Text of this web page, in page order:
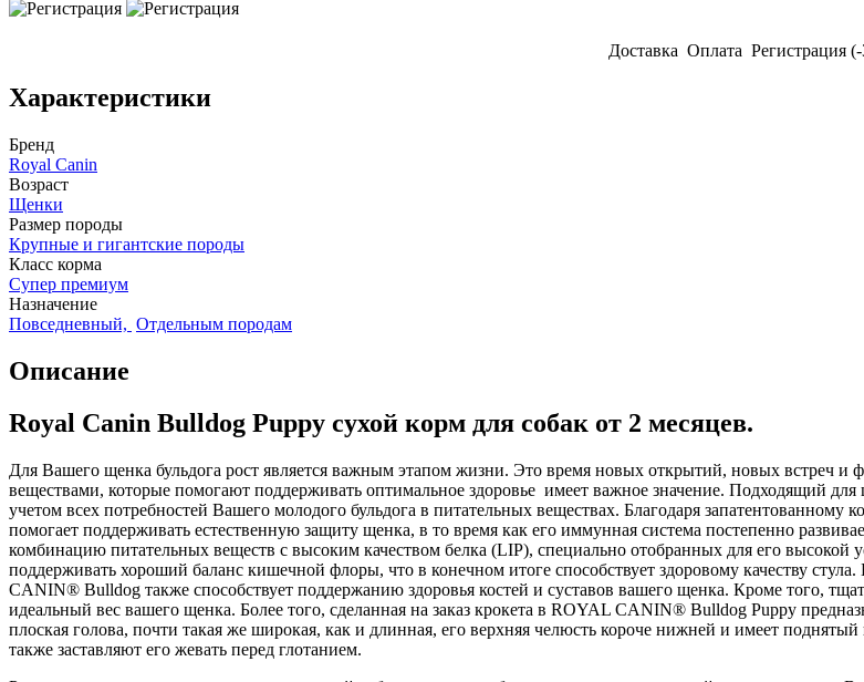
Доставка Оплата Регистрация
Характеристики
Бренд
Royal Canin
Возраст
Щенки
Размер породы
Крупные и гигантские породы
Класс корма
Супер премиум
Назначение
Повседневный, Отдельным породам
Описание
Royal Canin Bulldog Puppy сухой корм для собак от 2 месяцев.
Для Вашего щенка бульдога рост является важным этапом жизни. Это время новых открытий, новых встреч
веществами, которые помогают поддерживать оптимальное здоровье имеет важное значение. Подходящий
учетом всех потребностей Вашего молодого бульдога в питательных веществах. Благодаря
помогает поддерживать естественную защиту щенка, в то время как его иммунная система постепенно
комбинацию питательных веществ с высоким качеством белка (LIP), специально отобранных для его высокой
поддерживать хороший баланс кишечной флоры, что в конечном итоге способствует здоровому качеству
CANIN® Bulldog также способствует поддержанию здоровья костей и суставов вашего щенка. Кроме того,
идеальный вес вашего щенка. Более того, сделанная на заказ крокета в ROYAL CANIN® Bulldog Puppy
плоская голова, почти такая же широкая, как и длинная, его верхняя челюсть короче нижней и имеет
также заставляют его жевать перед глотанием.